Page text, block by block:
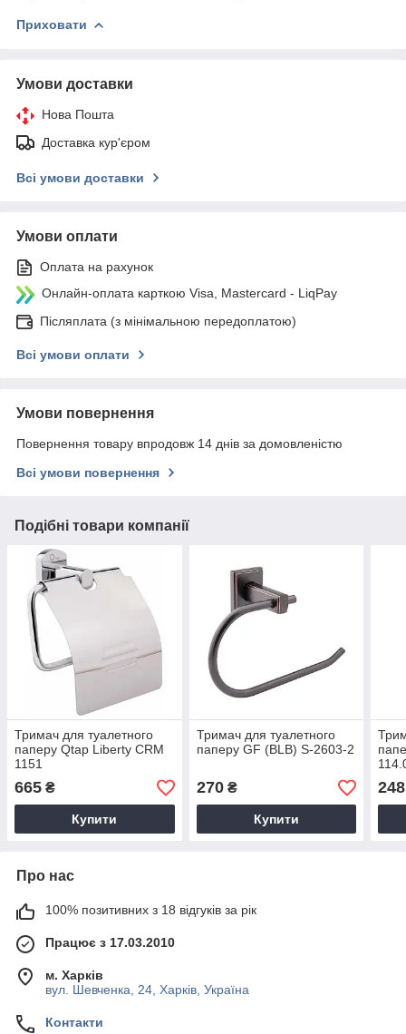
Приховати
Умови доставки
Нова Пошта
Доставка кур'єром
Всі умови доставки
Умови оплати
Оплата на рахунок
Онлайн-оплата карткою Visa, Mastercard - LiqPay
Післяплата (з мінімальною передоплатою)
Всі умови оплати
Умови повернення
Повернення товару впродовж 14 днів за домовленістю
Всі умови повернення
Подібні товари компанії
Тримач для туалетного
паперу Qtap Liberty CRM
1151
665 ₴
Купити
Тримач для туалетного
паперу GF (BLB) S-2603-2
270₴
Купити
248
Про нас
100% позитивних з 18 відгуків за рік
Працює з 17.03.2010
м. Харків
вул. Шевченка, 24, Харків, Україна
Контакти